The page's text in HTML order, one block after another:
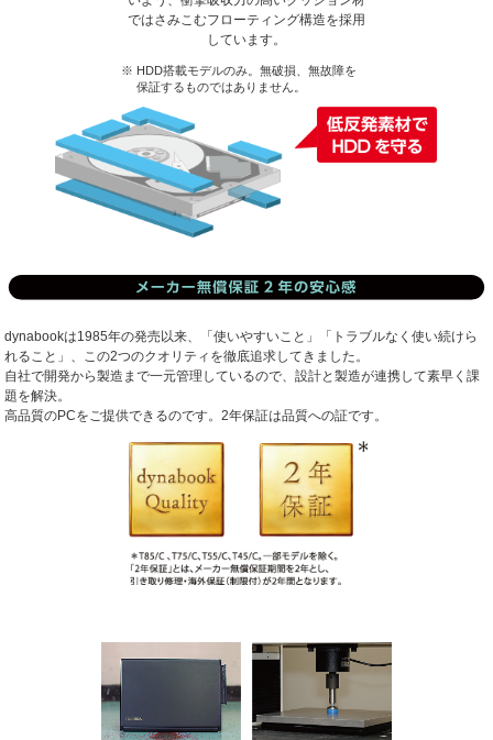
ではさみこむフローティング構造を採用
しています。
HDD搭載モデルのみ。無破損、無故障を
保証するものではありません。
dynabookは1985年の発売以来、「使いやすいこと」「トラブルなく使い続けら
れること」、この2つのクオリティを徹底追求してきました。
自社で開発から製造まで一元管理しているので、設計と製造が連携して素早く課
題を解決。
高品質のPCをご提供できるのです。2年保証は品質への証です。